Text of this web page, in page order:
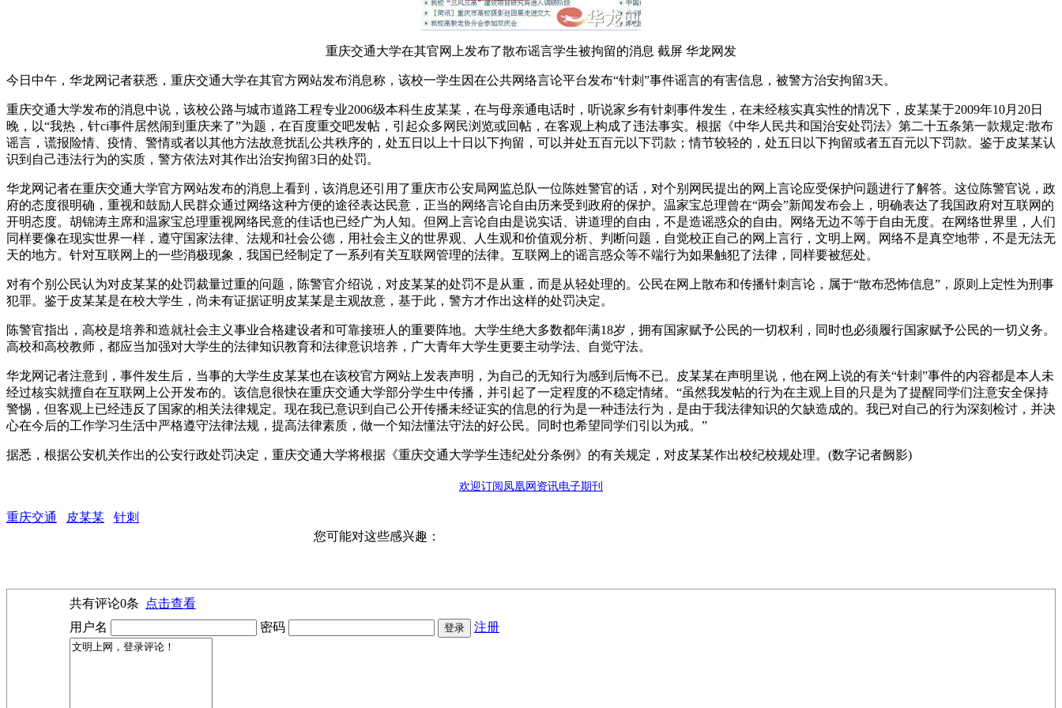
重庆交通大学在其官网上发布了散布谣言学生被拘留的消息 截屏 华龙网发
今日中午，华龙网记者获悉，重庆交通大学在其官方网站发布消息称，该校一学生因在公共网络言论平台发布“针刺”事件谣言的有害信息，被警方治安拘留3天。
重庆交通大学发布的消息中说，该校公路与城市道路工程专业2006级本科生皮某某，在与母亲通电话时，听说家乡有针刺事件发生，在未经核实真实性的情况下，皮某某于2009年10月20日
晚，以“我热，针ci事件居然闹到重庆来了”为题，在百度重交吧发帖，引起众多网民浏览或回帖，在客观上构成了违法事实。根据《中华人民共和国治安处罚法》第二十五条第一款规定:散布
谣言，谎报险情、疫情、警情或者以其他方法故意扰乱公共秩序的，处五日以上十日以下拘留，可以并处五百元以下罚款；情节较轻的，处五日以下拘留或者五百元以下罚款。鉴于皮某某认
识到自己违法行为的实质，警方依法对其作出治安拘留3日的处罚。
华龙网记者在重庆交通大学官方网站发布的消息上看到，该消息还引用了重庆市公安局网监总队一位陈姓警官的话，对个别网民提出的网上言论应受保护问题进行了解答。这位陈警官说，政
府的态度很明确，重视和鼓励人民群众通过网络这种方便的途径表达民意，正当的网络言论自由历来受到政府的保护。温家宝总理曾在“两会”新闻发布会上，明确表达了我国政府对互联网的
开明态度。胡锦涛主席和温家宝总理重视网络民意的佳话也已经广为人知。但网上言论自由是说实话、讲道理的自由，不是造谣惑众的自由。网络无边不等于自由无度。在网络世界里，人们
同样要像在现实世界一样，遵守国家法律、法规和社会公德，用社会主义的世界观、人生观和价值观分析、判断问题，自觉校正自己的网上言行，文明上网。网络不是真空地带，不是无法无
天的地方。针对互联网上的一些消极现象，我国已经制定了一系列有关互联网管理的法律。互联网上的谣言惑众等不端行为如果触犯了法律，同样要被惩处。
对有个别公民认为对皮某某的处罚裁量过重的问题，陈警官介绍说，对皮某某的处罚不是从重，而是从轻处理的。公民在网上散布和传播针刺言论，属于“散布恐怖信息”，原则上定性为刑事
犯罪。鉴于皮某某是在校大学生，尚未有证据证明皮某某是主观故意，基于此，警方才作出这样的处罚决定。
陈警官指出，高校是培养和造就社会主义事业合格建设者和可靠接班人的重要阵地。大学生绝大多数都年满18岁，拥有国家赋予公民的一切权利，同时也必须履行国家赋予公民的一切义务。
高校和高校教师，都应当加强对大学生的法律知识教育和法律意识培养，广大青年大学生更要主动学法、自觉守法。
华龙网记者注意到，事件发生后，当事的大学生皮某某也在该校官方网站上发表声明，为自己的无知行为感到后悔不已。皮某某在声明里说，他在网上说的有关“针刺”事件的内容都是本人未
经过核实就擅自在互联网上公开发布的。该信息很快在重庆交通大学部分学生中传播，并引起了一定程度的不稳定情绪。“虽然我发帖的行为在主观上目的只是为了提醒同学们注意安全保持
警惕，但客观上已经违反了国家的相关法律规定。现在我已意识到自己公开传播未经证实的信息的行为是一种违法行为，是由于我法律知识的欠缺造成的。我已对自己的行为深刻检讨，并决
心在今后的工作学习生活中严格遵守法律法规，提高法律素质，做一个知法懂法守法的好公民。同时也希望同学们引以为戒。”
据悉，根据公安机关作出的公安行政处罚决定，重庆交通大学将根据《重庆交通大学学生违纪处分条例》的有关规定，对皮某某作出校纪校规处理。(数字记者阙影)
欢迎订阅凤凰网资讯电子期刊
重庆交通 皮某某
针刺
您可能对这些感兴趣：
共有评论0条
点击查看
用户名
密码 注册